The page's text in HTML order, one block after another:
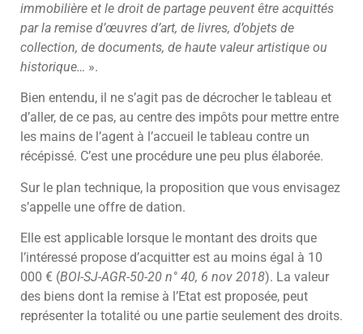
immobilière et le droit de partage peuvent être acquittés
par la remise d’œuvres d’art, de livres, d’objets de
collection, de documents, de haute valeur artistique ou
historique… ».
Bien entendu, il ne s’agit pas de décrocher le tableau et
d’aller, de ce pas, au centre des impôts pour mettre entre
les mains de l’agent à l’accueil le tableau contre un
récépissé. C’est une procédure une peu plus élaborée.
Sur le plan technique, la proposition que vous envisagez
s’appelle une offre de dation.
Elle est applicable lorsque le montant des droits que
l’intéressé propose d’acquitter est au moins égal à 10
000 € (BOI-SJ-AGR-50-20 n° 40, 6 nov 2018). La valeur
des biens dont la remise à l’Etat est proposée, peut
représenter la totalité ou une partie seulement des droits.